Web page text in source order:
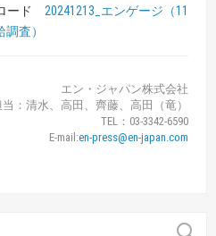
ード 20241213_エンゲージ（11
査）
エン・ジャパン株式会社
：清水、高田、齊藤、高田（竜）
TEL：03-3342-6590
E-mail:en-press@en-japan.com